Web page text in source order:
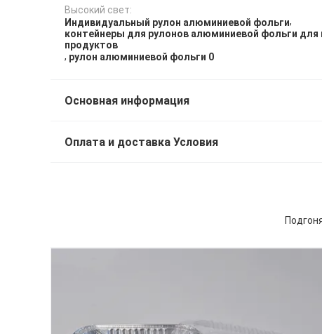
Высокий свет:
Индивидуальный рулон алюминиевой фольги,
контейнеры для рулонов алюминиевой фольги
продуктов
, рулон алюминиевой фольги 0
Основная информация
Оплата и доставка Условия